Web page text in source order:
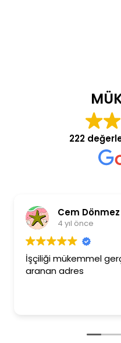
222
Cem Dönmez
4 yıl önce
İşçiliği mükemmel
aranan adres